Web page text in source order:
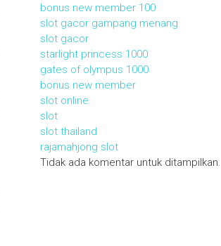
bonus new member 100
slot gacor gampang menang
slot gacor
starlight princess 1000
gates of olympus 1000
bonus new member
slot online
slot
slot thailand
rajamahjong slot
Tidak ada komentar untuk ditampilkan.